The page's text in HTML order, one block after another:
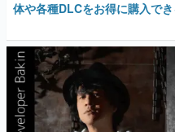
体や各種DLCをお得に購入で